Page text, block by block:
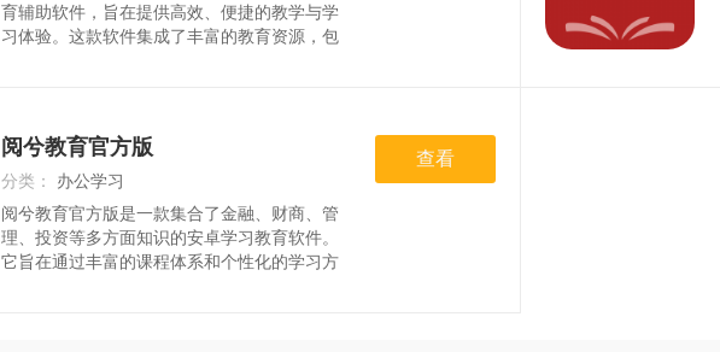
育辅助软件，旨在提供高效、便捷的教学与学
习体验。这款软件集成了丰富的教育资源，包
馈功能，帮助教师和学
阅兮教育官方版
分类： 办公学习
时间：2026-07-25
阅兮教育官方版是一款集合了金融、财商、管
理、投资等多方面知识的安卓学习教育软件。
它旨在通过丰富的课程体系和个性化的学习方
查看